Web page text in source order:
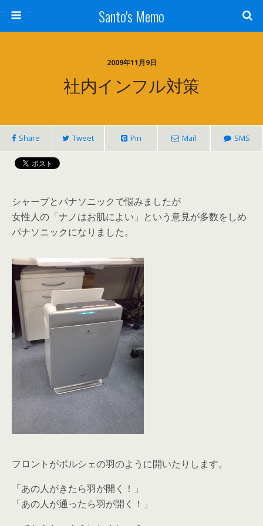
Santo's Memo
2009年11月9日
社内インフル対策
Share Tweet Pin Mail SMS
シャープとパナソニックで悩みましたが
女性人の「ナノはお肌によい」という意見が多数をしめ
パナソニックになりました。
フロントがポルシェの羽のように開いたりします。
「あの人がきたら羽が開く！」
「あの人が通ったら羽が開く！」